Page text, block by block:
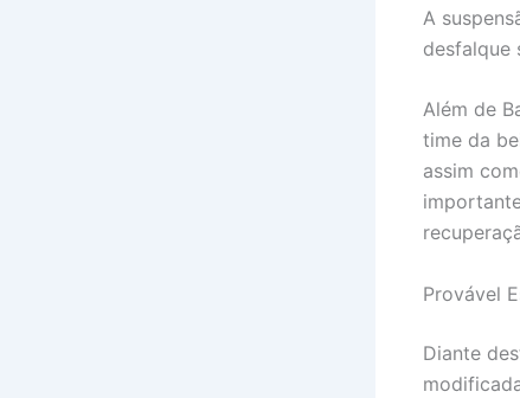
A
desfalque
Além de
time da
assim
Provável
Diante